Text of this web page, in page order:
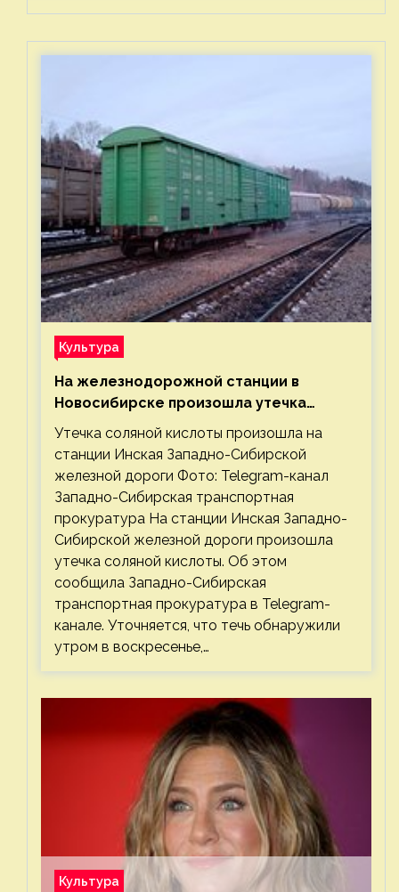
Культура
На железнодорожной станции в
Новосибирске произошла утечка
соляной кислоты
Утечка соляной кислоты произошла на
станции Инская Западно-Сибирской
железной дороги Фото: Telegram-канал
Западно-Сибирская транспортная
прокуратура На станции Инская Западно-
Сибирской железной дороги произошла
утечка соляной кислоты. Об этом
сообщила Западно-Сибирская
транспортная прокуратура в Telegram-
канале. Уточняется, что течь обнаружили
утром в воскресенье,…
Культура